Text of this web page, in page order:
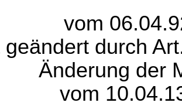
vom
geändert durch
Änderung der
vom